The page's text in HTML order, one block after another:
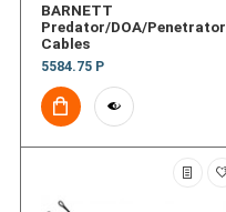
BARNETT
Predator/DOA/Penetrator
Cables
5584.75 Р